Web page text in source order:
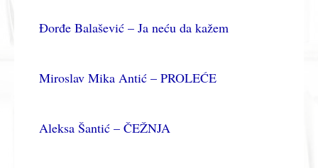
Đorđe Balašević – Ja neću da kažem
Miroslav Mika Antić – PROLEĆE
Aleksa Šantić – ČEŽNJA